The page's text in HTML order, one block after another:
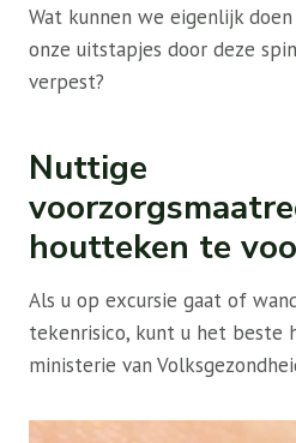
Wat kunnen we eigenlijk
onze uitstapjes door deze
verpest?
Nuttige
houtteken te
Als u op excursie gaat of
tekenrisico, kunt u het beste
ministerie van